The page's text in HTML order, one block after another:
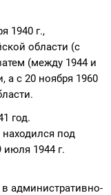
1940 г.,
области (с
(между 1944 и
а с 20 ноября 1960
год.
под
1944 г.
административно-